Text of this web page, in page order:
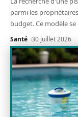
parmi les
budget. Ce modèle
Santé 30 juillet 2026